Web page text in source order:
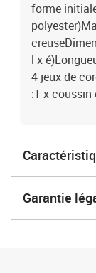
forme
l x
4 jeux de
:1 x coussin
Garantie